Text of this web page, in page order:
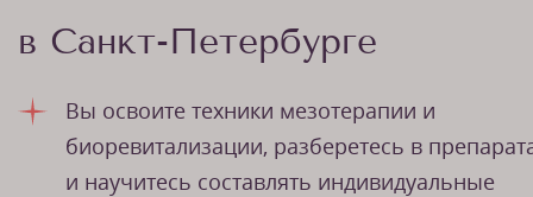
в Санкт-Петербурге
Вы освоите техники мезотерапии и
биоревитализации, разберетесь в
и научитесь составлять индивидуальные